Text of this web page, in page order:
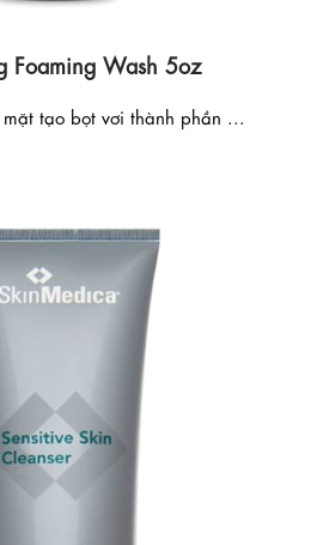
Foaming Wash 5oz
tạo bọt vơi thành phần ...